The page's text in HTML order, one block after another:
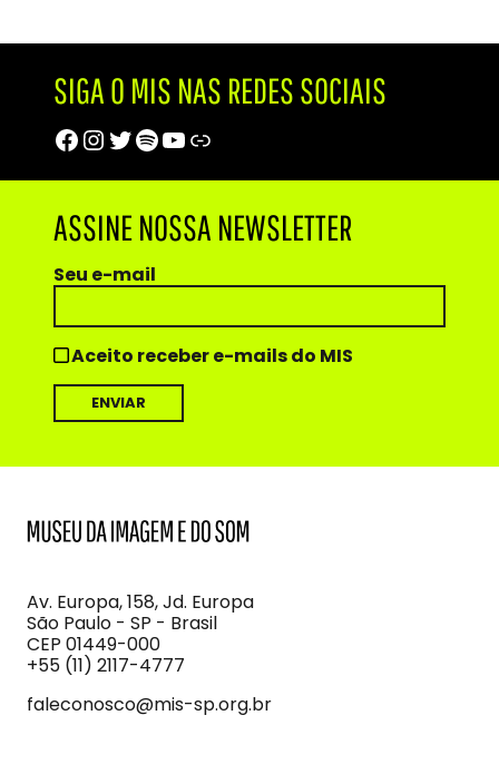
SIGA O MIS NAS REDES SOCIAIS
Facebook
Instagram
Twitter
Spotify
Youtube
Trip Advisor
ASSINE NOSSA NEWSLETTER
Seu e-mail
Aceito receber e-mails do MIS
Imagem
e
do
Som
Av. Europa, 158, Jd. Europa
São Paulo - SP - Brasil
CEP 01449-000
+55 (11) 2117-4777
faleconosco@mis-sp.org.br